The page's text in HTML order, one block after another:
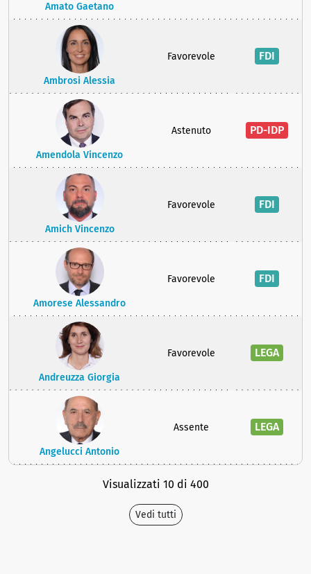
Amato Gaetano
Ambrosi Alessia
Favorevole FDI
Amendola Vincenzo
Astenuto PD-IDP
Amich Vincenzo
Favorevole FDI
Amorese Alessandro
Favorevole FDI
Andreuzza Giorgia
Favorevole LEGA
Angelucci Antonio
Assente LEGA
Visualizzati 10 di 400
Vedi tutti